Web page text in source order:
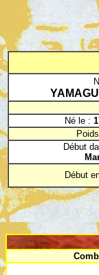
Né le :
Début
Début